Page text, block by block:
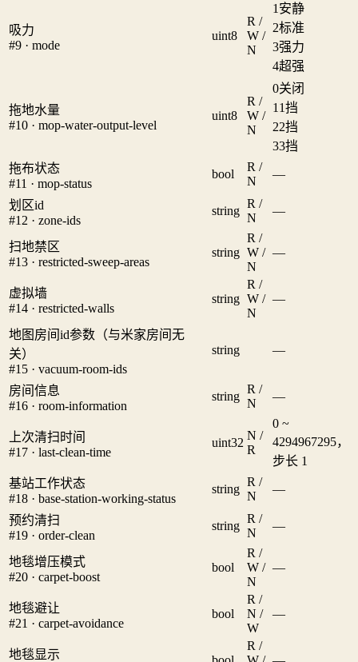
吸力
#9 · mode
uint8
R /
W /
N
1 安静
2标准
3强力
4超强
拖地水量
#10 · mop-water-output-level
uint8
R /
W /
N
0关闭
1 1挡
22挡
33挡
拖布状态
#11 · mop-status
bool
R /
N
—
划区id
#12 · zone-ids
string
R /
N
—
扫地禁区
#13 · restricted-sweep-areas
string
R /
W /
N
—
虚拟墙
#14 · restricted-walls
string
R /
W /
N
—
地图房间id参数（与米家房间无
关）
#15 · vacuum-room-ids
string —
房间信息
#16 · room-information
string
R /
N
—
上次清扫时间
#17 · last-clean-time
uint32
N /
R
0 ~
4294967295，
步长 1
基站工作状态
#18 · base-station-working-status
string
R /
N
—
预约清扫
#19 · order-clean
string
R /
N
—
地毯增压模式
#20 · carpet-boost
bool
R /
W /
N
—
地毯避让
#21 · carpet-avoidance
bool
R /
N /
W
—
地毯显示
R /